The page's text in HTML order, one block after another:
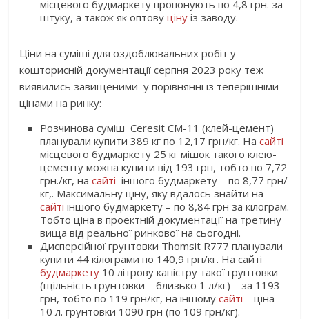
місцевого будмаркету пропонують по 4,8 грн. за
штуку, а також як оптовуціну із заводу.
Ціни на суміші для оздоблювальних робіт у
кошторисній документації серпня 2023 року теж
виявились завищеними у порівнянні із теперішніми
цінами на ринку:
Розчинова суміш Ceresit CM-11 (клей-цемент)
планували купити 389 кг по 12,17 грн/кг. Насайті
місцевого будмаркету 25 кг мішок такого клею-
цементу можна купити від 193 грн, тобто по 7,72
грн./кг, насайті іншого будмаркету – по 8,77 грн/
кг,. Максимальну ціну, яку вдалось знайти на
сайті іншого будмаркету – по 8,84 грн за кілограм.
Тобто ціна в проектній документації на третину
вища від реальної ринкової на сьогодні.
Дисперсійної грунтовки Thomsit R777 планували
купити 44 кілограми по 140,9 грн/кг. На сайті
будмаркету 10 літрову каністру такої грунтовки
(щільність грунтовки – близько 1 л/кг) – за 1193
грн, тобто по 119 грн/кг, на іншомусайті – ціна
10 л. грунтовки 1090 грн (по 109 грн/кг).